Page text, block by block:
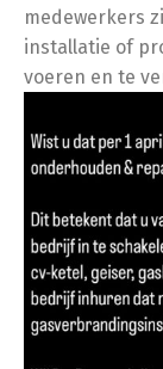
medewerkers
installatie of
voeren en te